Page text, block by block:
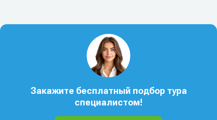
Закажите бесплатный подбор тура
специалистом!